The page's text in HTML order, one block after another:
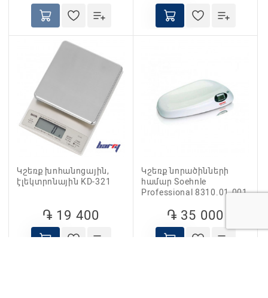
Կշեռք խոհանոցային,
էլեկտրոնային KD-321
֏ 19 400
Կշեռք նորածինների
համար Soehnle
Professional 8310.01.001
֏ 35 000